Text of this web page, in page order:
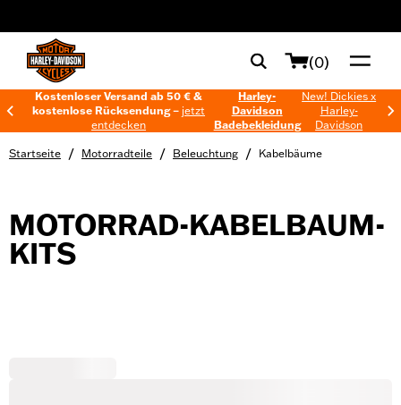
(0)
Kostenloser Versand ab 50 € &
kostenlose Rücksendung – jetzt
entdecken
Harley-
Davidson
Badebekleidung
New! Dickies x
Harley-
Davidson
Startseite / Motorradteile / Beleuchtung / Kabelbäume
MOTORRAD-KABELBAUM-
KITS